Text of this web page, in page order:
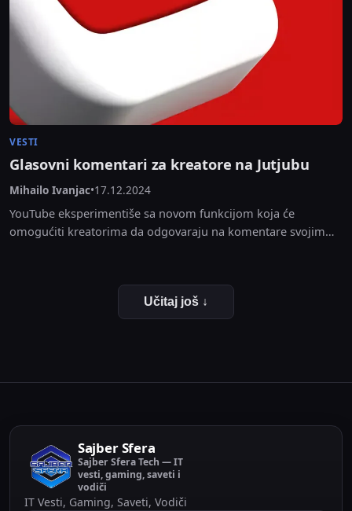
VESTI
Glasovni komentari za kreatore na Jutjubu
Mihailo Ivanjac•17.12.2024
YouTube eksperimentiše sa novom funkcijom koja će
omogućiti kreatorima da odgovaraju na komentare svojim
Učitaj još ↓
Sajber Sfera
Sajber Sfera Tech — IT
vesti, gaming, saveti i
vodiči
IT Vesti, Gaming, Saveti, Vodiči